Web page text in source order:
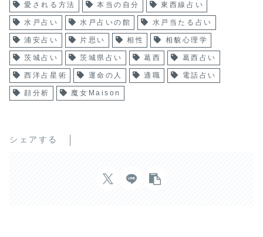
愛される方法 本当の自分 東西線占い
水戸占い 水戸占いの館 水戸当たる占い
浦安占い 片思い 相性 相貌心理学
茨城占い 茨城県占い 葛西 葛西占い
西洋占星術 運命の人 適職 電話占い
顔分析 魔女Maison
シェアする